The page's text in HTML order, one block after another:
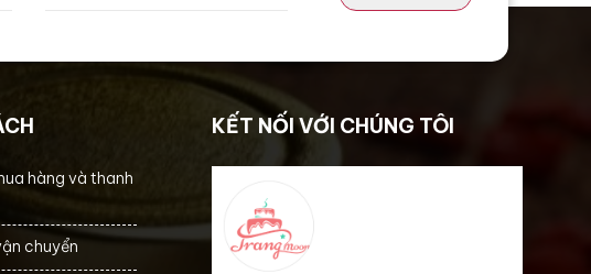
hàng và thanh
chuyển
KẾT NỐI VỚI CHÚNG TÔI